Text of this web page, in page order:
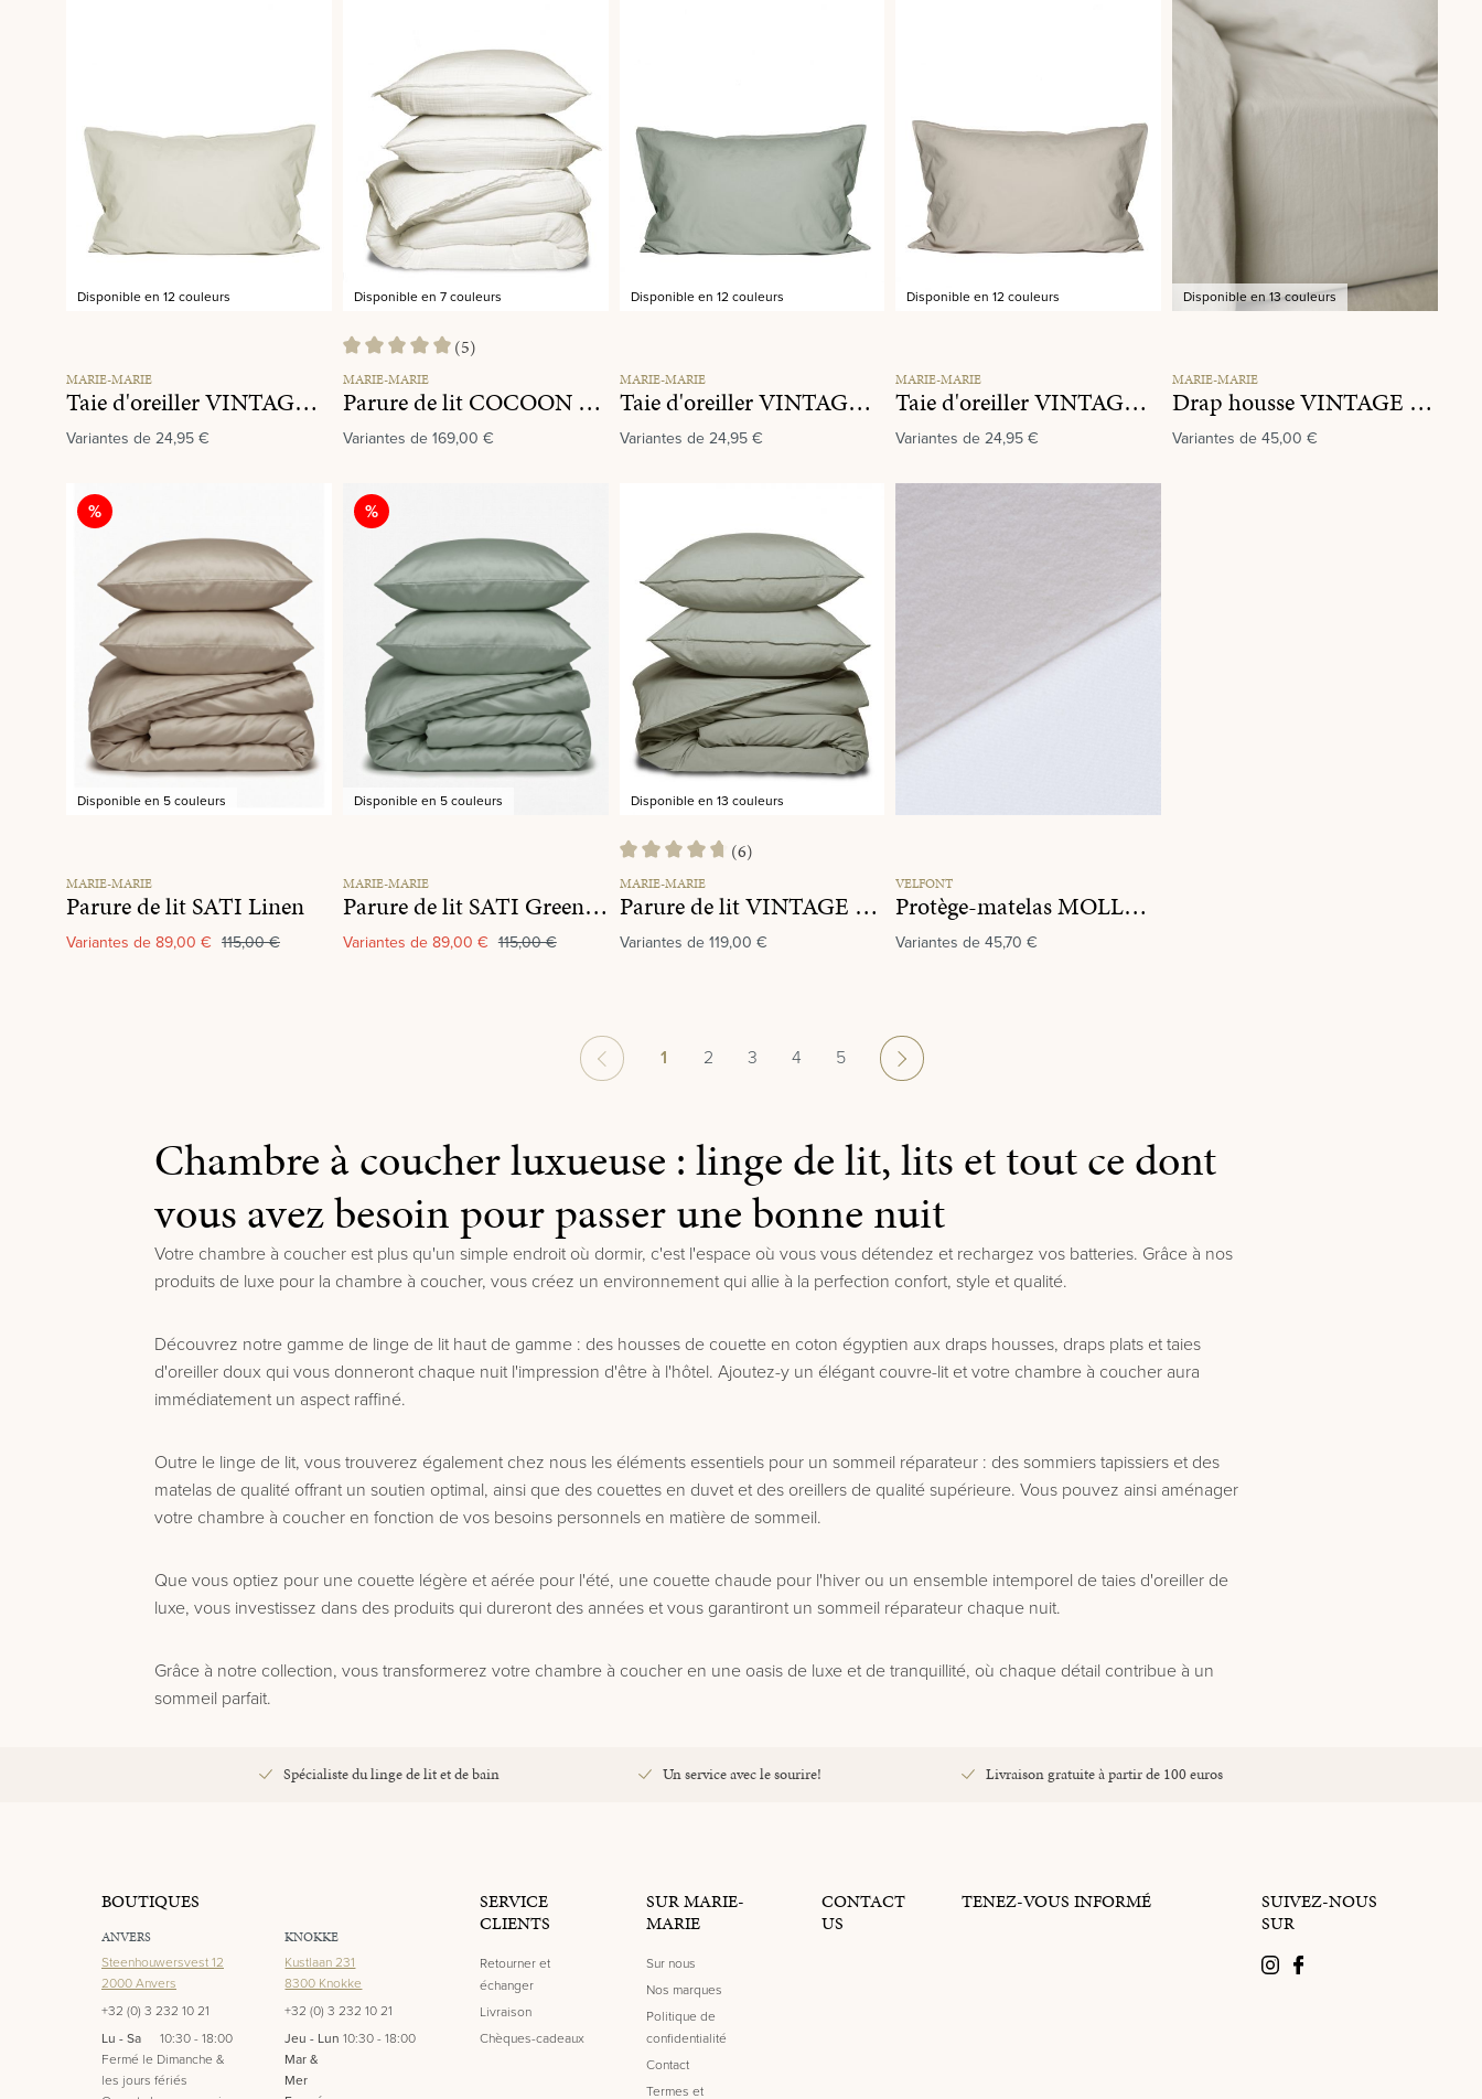
Disponible en 12 couleurs
MARIE-MARIE
Taie d'oreiller VINTAGE COTTON Oatmeal
Variantes de24,95 €
Disponible en 7 couleurs
Note moyenne de 5 sur 5 étoiles
(5)
MARIE-MARIE
Parure de lit COCOON Milkyway
Variantes de169,00 €
Disponible en 12 couleurs
MARIE-MARIE
Taie d'oreiller VINTAGE COTTON Olive
Variantes de24,95 €
Disponible en 12 couleurs
MARIE-MARIE
Taie d'oreiller VINTAGE COTTON Granola
Variantes de24,95 €
Disponible en 13 couleurs
MARIE-MARIE
Drap housse VINTAGE COTTON Oatmeal
Variantes de45,00 €
Réduction
%
Disponible en 5 couleurs
MARIE-MARIE
Parure de lit SATI Linen
Variantes de89,00 € 115,00 €
Réduction
%
Disponible en 5 couleurs
MARIE-MARIE
Parure de lit SATI Green Grey
Variantes de89,00 € 115,00 €
Disponible en 13 couleurs
Note moyenne de 4.8 sur 5 étoiles
(6)
MARIE-MARIE
Parure de lit VINTAGE COTTON Olive
Variantes de119,00 €
VELFONT
Protège-matelas MOLLETON
Variantes de45,70 €
Page
1 Page
2 Page
3 Page
4 Page
5
Chambre à coucher luxueuse : linge de lit, lits et tout ce dont
vous avez besoin pour passer une bonne nuit
Votre chambre à coucher est plus qu'un simple endroit où dormir, c'est l'espace où vous vous détendez et rechargez vos batteries. Grâce à nos
produits de luxe pour la chambre à coucher, vous créez un environnement qui allie à la perfection confort, style et qualité.
Découvrez notre gamme de linge de lit haut de gamme : des housses de couette en coton égyptien aux draps housses, draps plats et taies
d'oreiller doux qui vous donneront chaque nuit l'impression d'être à l'hôtel. Ajoutez-y un élégant couvre-lit et votre chambre à coucher aura
immédiatement un aspect raffiné.
Outre le linge de lit, vous trouverez également chez nous les éléments essentiels pour un sommeil réparateur : des sommiers tapissiers et des
matelas de qualité offrant un soutien optimal, ainsi que des couettes en duvet et des oreillers de qualité supérieure. Vous pouvez ainsi aménager
votre chambre à coucher en fonction de vos besoins personnels en matière de sommeil.
Que vous optiez pour une couette légère et aérée pour l'été, une couette chaude pour l'hiver ou un ensemble intemporel de taies d'oreiller de
luxe, vous investissez dans des produits qui dureront des années et vous garantiront un sommeil réparateur chaque nuit.
Grâce à notre collection, vous transformerez votre chambre à coucher en une oasis de luxe et de tranquillité, où chaque détail contribue à un
sommeil parfait.
Spécialiste du linge de lit et de bain Un service avec le sourire! Livraison gratuite à partir de 100 euros
BOUTIQUES
ANVERS
Steenhouwersvest 12
2000 Anvers
+32 (0) 3 232 10 21
Lu - Sa
10:30 - 18:00
Fermé le Dimanche &
les jours fériés
KNOKKE
Kustlaan 231
8300 Knokke
+32 (0) 3 232 10 21
Jeu - Lun 10:30 - 18:00
Mar &
Mer
SERVICE
CLIENTS
Retourner et
échanger
Livraison
Chèques-cadeaux
SUR MARIE-
MARIE
Sur nous
Nos marques
Politique de
confidentialité
Contact
Termes et
CONTACT
US
TENEZ-VOUS INFORMÉ
SUIVEZ-NOUS
SUR